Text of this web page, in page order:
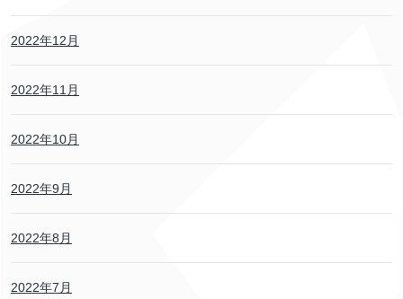
2022年12月
2022年11月
2022年10月
2022年9月
2022年8月
2022年7月